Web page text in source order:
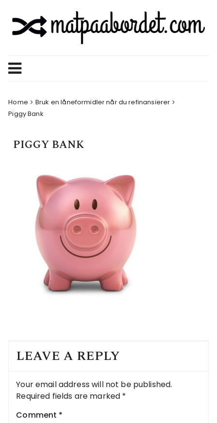
content
Home
Bruk en låneformidler når du refinansierer
Piggy Bank
PIGGY BANK
LEAVE A REPLY
Your email address will not be published.
Required fields are marked *
Comment *